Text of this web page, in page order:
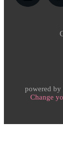
powered by
Change